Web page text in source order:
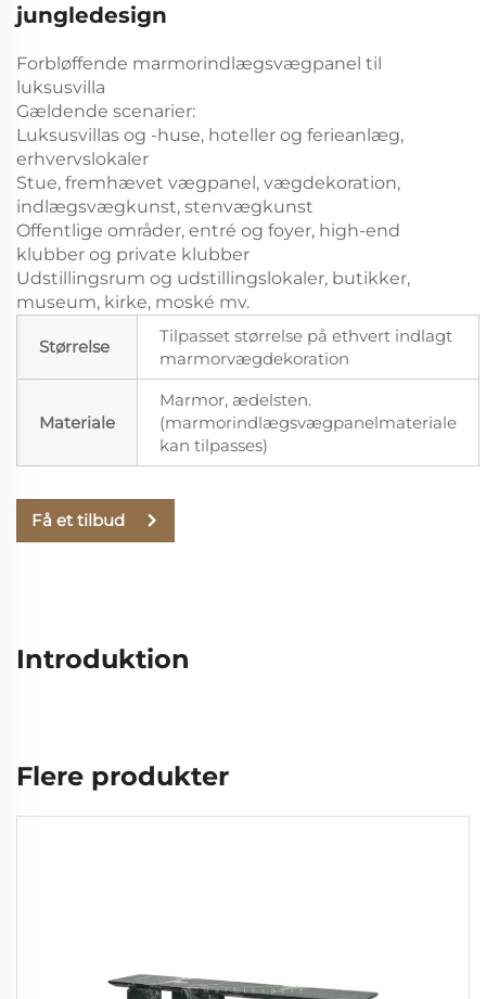
jungledesign
Forbløffende marmorindlægsvægpanel til
luksusvilla
Gældende scenarier:
Luksusvillas og -huse, hoteller og ferieanlæg,
erhvervslokaler
Stue, fremhævet vægpanel, vægdekoration,
indlægsvægkunst, stenvægkunst
Offentlige områder, entré og foyer, high-end
klubber og private klubber
Udstillingsrum og udstillingslokaler, butikker,
museum, kirke, moské mv.
Størrelse
Tilpasset størrelse på ethvert indlagt
marmorvægdekoration
Materiale
Marmor, ædelsten.
(marmorindlægsvægpanelmateriale
kan tilpasses)
Få et tilbud
Introduktion
Flere produkter